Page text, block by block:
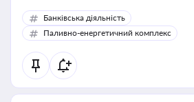
Банківська діяльність
Паливно-енергетичний комплекс